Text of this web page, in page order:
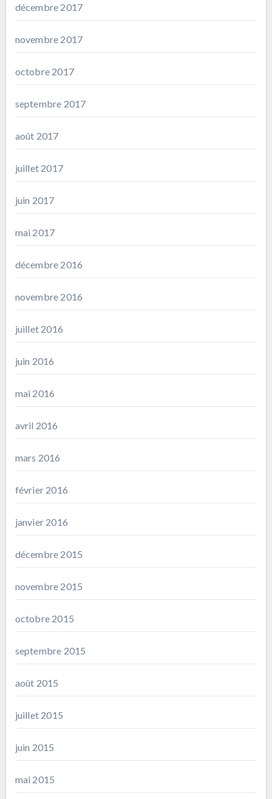
décembre 2017
novembre 2017
octobre 2017
septembre 2017
août 2017
juillet 2017
juin 2017
mai 2017
décembre 2016
novembre 2016
juillet 2016
juin 2016
mai 2016
avril 2016
mars 2016
février 2016
janvier 2016
décembre 2015
novembre 2015
octobre 2015
septembre 2015
août 2015
juillet 2015
juin 2015
mai 2015